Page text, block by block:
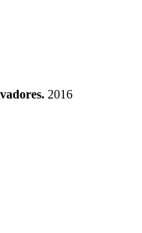
2016